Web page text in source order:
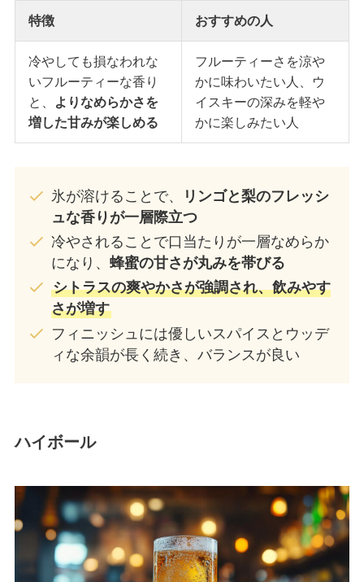
特徴 おすすめの人
冷やしても損なわれな
いフルーティーな香り
と、
よりなめらかさを
増した甘みが楽しめる
フルーティーさを涼や
かに味わいたい人、ウ
イスキーの深みを軽や
かに楽しみたい人
氷が溶けることで、
リンゴと梨のフレッシ
ュな香りが一層際立つ
冷やされることで口当たりが一層なめらか
になり、 蜂蜜の甘さが丸みを帯びる
シトラスの爽やかさが強調され、飲みやす
さが増す
フィニッシュには優しいスパイスとウッデ
ィな余韻が長く続き、バランスが良い
ハイボール